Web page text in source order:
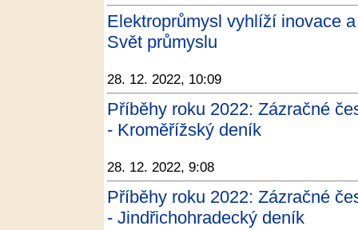
Elektroprůmysl vyhlíží inovace
Svět průmyslu
28. 12. 2022, 10:09
Příběhy roku 2022: Zázračné
- Kroměřížský deník
28. 12. 2022, 9:08
Příběhy roku 2022: Zázračné
- Jindřichohradecký deník